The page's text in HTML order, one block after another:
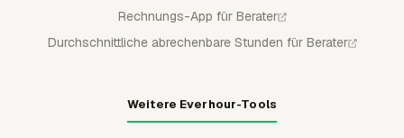
Rechnungs-App für Berater
Durchschnittliche abrechenbare Stunden für Berater
Weitere Everhour-Tools